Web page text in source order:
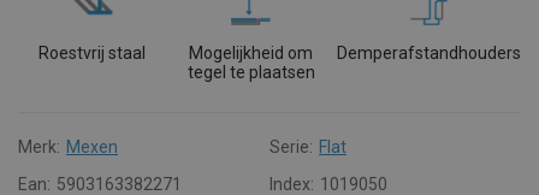
Roestvrij staal
Mogelijkheid om
tegel te plaatsen
Demperafstandhouders
Merk: Mexen Serie: Flat
Ean: 5903163382271 Index: 1019050